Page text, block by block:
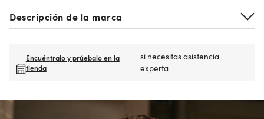
Descripción de la marca
Encuéntralo y prúebalo en la
tienda
si necesitas asistencia
experta